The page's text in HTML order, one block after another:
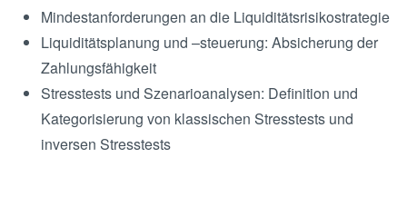
Mindestanforderungen an die Liquiditätsrisikostrategie
Liquiditätsplanung und –steuerung: Absicherung der
Zahlungsfähigkeit
Stresstests und Szenarioanalysen: Definition und
Kategorisierung von klassischen Stresstests und
inversen Stresstests